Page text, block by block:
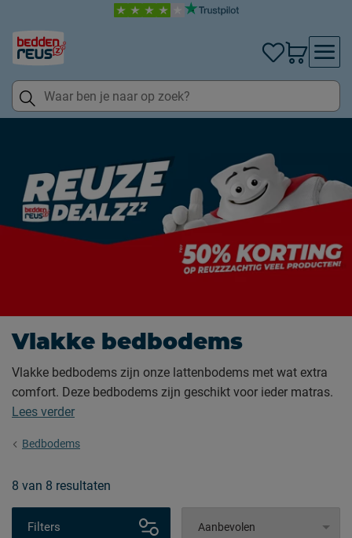
Vlakke bedbodems
Vlakke bedbodems zijn onze lattenbodems met wat extra
comfort. Deze bedbodems zijn geschikt voor ieder matras.
Lees verder
Bedbodems
8 van 8 resultaten
Filters